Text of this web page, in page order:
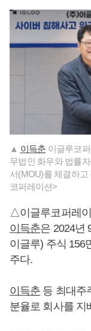
▲ 이득춘 이글루코
무법인 화우와 법률
서(MOU)를 체결하
코퍼레이션>
△이글루코퍼레
이득춘은 2024년
이글루) 주식 156
주다.
이득춘 등 최대주
분율로 회사를 지